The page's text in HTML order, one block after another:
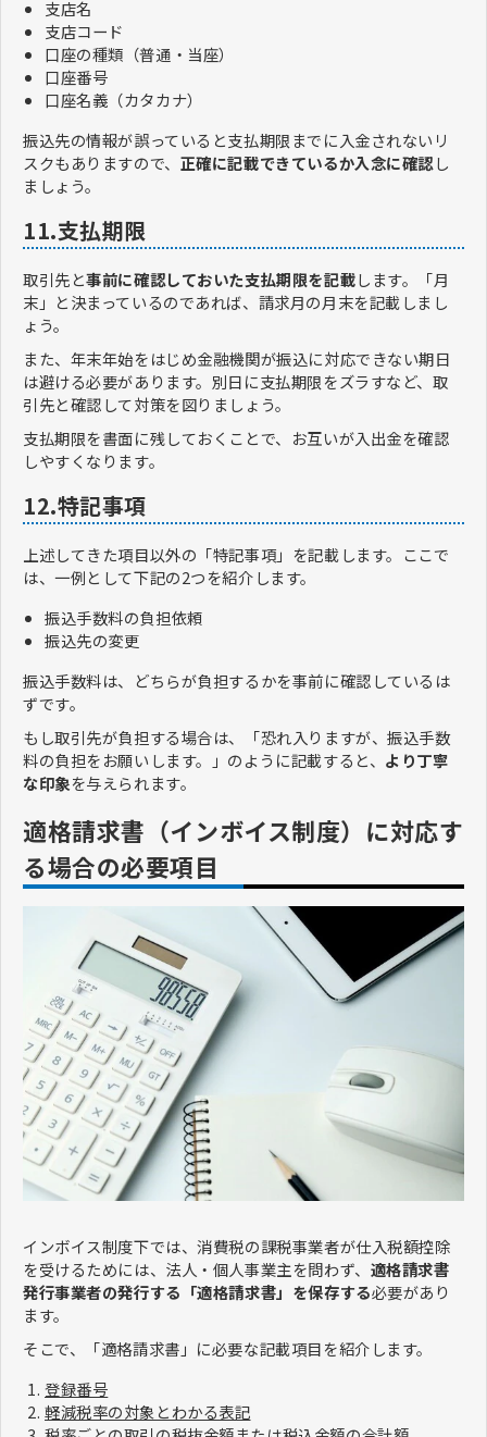
支店名
支店コード
口座の種類（普通・当座）
口座番号
口座名義（カタカナ）
振込先の情報が誤っていると支払期限までに入金されないリ
スクもありますので、 正確に記載できているか入念に確認し
ましょう。
11.支払期限
取引先と事前に確認しておいた支払期限を記載します。「月
末」と決まっているのであれば、請求月の月末を記載しまし
ょう。
また、年末年始をはじめ金融機関が振込に対応できない期日
は避ける必要があります。別日に支払期限をズラすなど、取
引先と確認して対策を図りましょう。
支払期限を書面に残しておくことで、お互いが入出金を確認
しやすくなります。
12.特記事項
上述してきた項目以外の「特記事項」を記載します。ここで
は、一例として下記の2つを紹介します。
振込手数料の負担依頼
振込先の変更
振込手数料は、どちらが負担するかを事前に確認しているは
ずです。
もし取引先が負担する場合は、「恐れ入りますが、振込手数
料の負担をお願いします。」のように記載すると、 より丁寧
な印象を与えられます。
適格請求書（インボイス制度）に対応す
る場合の必要項目
インボイス制度下では、消費税の課税事業者が仕入税額控除
を受けるためには、法人・個人事業主を問わず、 適格請求書
発行事業者の発行する「適格請求書」を保存する必要があり
ます。
そこで、「適格請求書」に必要な記載項目を紹介します。
登録番号
軽減税率の対象とわかる表記